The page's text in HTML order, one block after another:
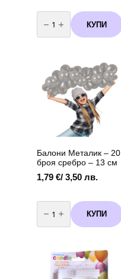
количество
за
Свещи
за
дървени
клечки
см,
КУПИ
Балони Металик – 20
броя сребро – 13 см
1,79 €/ 3,50 лв.
количество
за
Балони
Металик
броя
сребро
КУПИ